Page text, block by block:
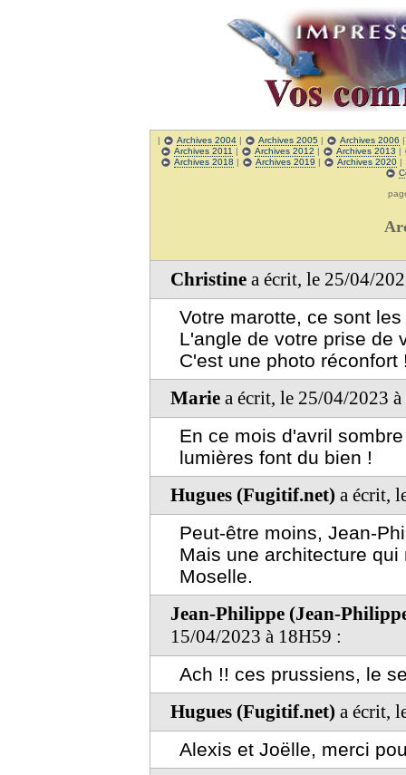
| Archives 2004| Archives 2005| Archives 2006
Archives 2011 | Archives 2012 | Archives 2013 |
Archives 2018 | Archives 2019 | Archives 2020|
Christine a écrit, le 25/04/
Votre marotte, ce sont
L'angle de votre prise de
C'est une photo réconfort
Marie a écrit, le 25/04/2023
En ce mois d'avril
lumières font du bien !
Hugues (Fugitif.net) a écrit,
Peut-être moins, Jean-
Mais une architecture
Moselle.
Jean-Philippe (Jean-
15/04/2023 à 18H59 :
Ach !! ces prussiens, le
Hugues (Fugitif.net) a écrit,
Alexis et Joëlle, merci